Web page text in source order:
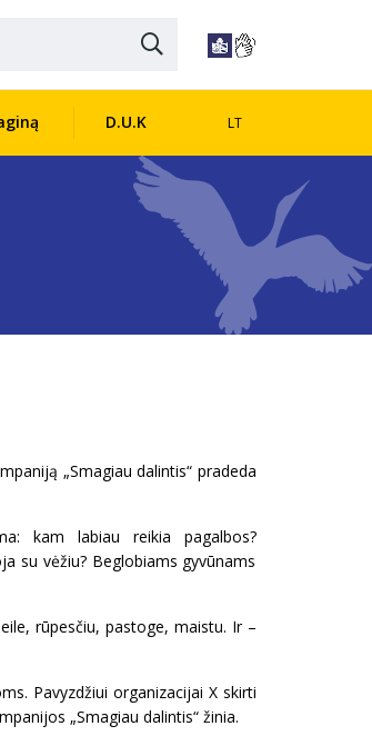
LT
D.U.K
„Smagiau dalintis“ pradeda
kam labiau reikia pagalbos?
su vėžiu? Beglobiams gyvūnams
rūpesčiu, pastoge, maistu. Ir –
Pavyzdžiui organizacijai X skirti
„Smagiau dalintis“ žinia.